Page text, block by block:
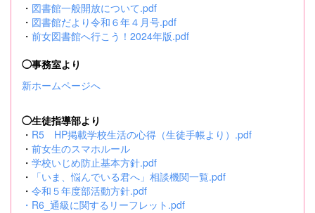
・ 図書館一般開放について.pdf
・ 図書館だより令和６年４月号.pdf
・ 前女図書館へ行こう！2024年版.pdf
◯事務室より
新ホームページへ
◯生徒指導部より
・ R5 HP掲載学校生活の心得（生徒手帳より）.pdf
・ 前女生のスマホルール
・ 学校いじめ防止基本方針.pdf
・
「いま、悩んでいる君へ」相談機関一覧.pdf
・ 令和５年度部活動方針.pdf
・ R6_通級に関するリーフレット.pdf